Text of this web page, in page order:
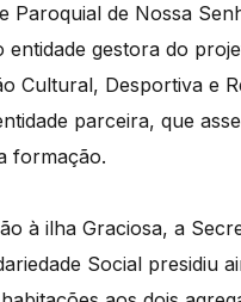
Paroquial de Nossa
entidade gestora do
Cultural, Desportiva e
parceira, que
formação.
à ilha Graciosa, a
Social presidiu